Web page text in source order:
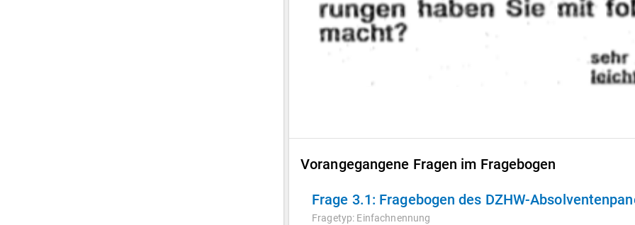
Vorangegangene Fragen im Fragebogen
Frage 3.1: Fragebogen des DZHW-
Fragetyp: Einfachnennung